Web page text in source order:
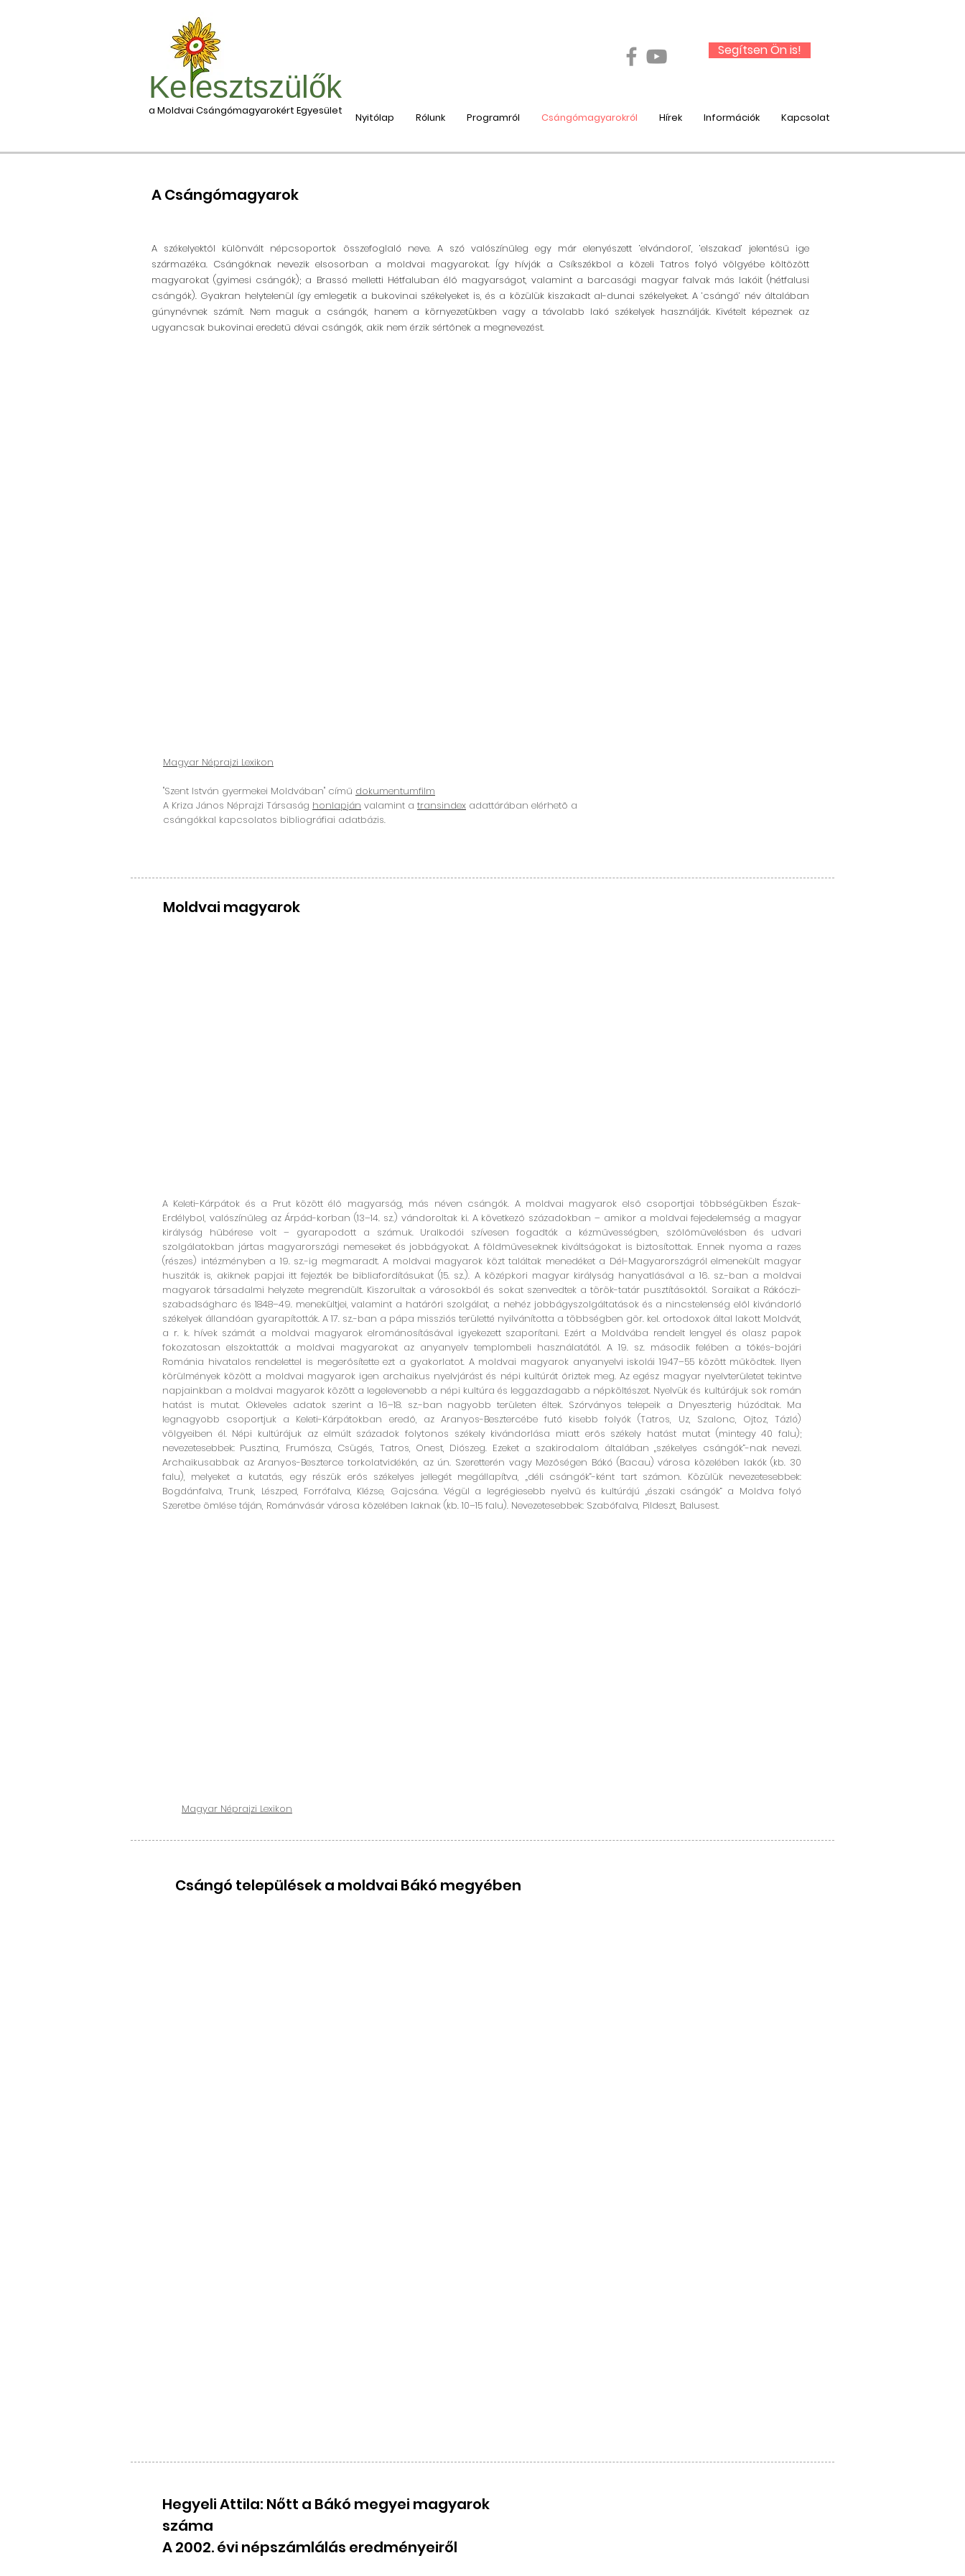
Segítsen Ön is!
Nyitólap Rólunk Programról Csángómagyarokról Hírek Információk Kapcsolat
Ke esztszülők
a Moldvai Csángómagyarokért Egyesület
A Csángómagyarok
A székelyektől különvált népcsoportok összefoglaló neve. A szó valószínűleg egy már elenyészett ’elvándorol’, ’elszakad’ jelentésű ige
származéka. Csángóknak nevezik elsosorban a moldvai magyarokat. Így hívják a Csíkszékbol a közeli Tatros folyó völgyébe költözött
magyarokat (gyimesi csángók); a Brassó melletti Hétfaluban élő magyarságot, valamint a barcasági magyar falvak más lakóit (hétfalusi
csángók). Gyakran helytelenül így emlegetik a bukovinai székelyeket is, és a közülük kiszakadt al-dunai székelyeket. A ’csángó’ név általában
gúnynévnek számít. Nem maguk a csángók, hanem a környezetükben vagy a távolabb lakó székelyek használják. Kivételt képeznek az
ugyancsak bukovinai eredetű dévai csángók, akik nem érzik sértőnek a megnevezést.
Magyar Néprajzi Lexikon
"Szent István gyermekei Moldvában" című dokumentumfilm
A Kriza János Néprajzi Társaság honlapján valamint a transindex adattárában elérhetõ a
csángókkal kapcsolatos bibliográfiai adatbázis.
Moldvai magyarok
A Keleti-Kárpátok és a Prut között élő magyarság, más néven csángók. A moldvai magyarok első csoportjai többségükben Észak-
Erdélybol, valószínűleg az Árpád-korban (13–14. sz.) vándoroltak ki. A következő századokban – amikor a moldvai fejedelemség a magyar
királyság hűbérese volt – gyarapodott a számuk. Uralkodói szívesen fogadták a kézművességben, szőlőművelésben és udvari
szolgálatokban jártas magyarországi nemeseket és jobbágyokat. A földműveseknek kiváltságokat is biztosítottak. Ennek nyoma a razes
(részes) intézményben a 19. sz.-ig megmaradt. A moldvai magyarok közt találtak menedéket a Dél-Magyarországról elmenekült magyar
husziták is, akiknek papjai itt fejezték be bibliafordításukat (15. sz.). A középkori magyar királyság hanyatlásával a 16. sz.-ban a moldvai
magyarok társadalmi helyzete megrendült. Kiszorultak a városokból és sokat szenvedtek a török-tatár pusztításoktól. Soraikat a Rákóczi-
szabadságharc és 1848–49. menekültjei, valamint a határőri szolgálat, a nehéz jobbágyszolgáltatások és a nincstelenség elől kivándorló
székelyek állandóan gyarapították. A 17. sz.-ban a pápa missziós területté nyilvánította a többségben gör. kel. ortodoxok által lakott Moldvát,
a r. k. hívek számát a moldvai magyarok elrománosításával igyekezett szaporítani. Ezért a Moldvába rendelt lengyel és olasz papok
fokozatosan elszoktatták a moldvai magyarokat az anyanyelv templombeli használatától. A 19. sz. második felében a tőkés-bojári
Románia hivatalos rendelettel is megerősítette ezt a gyakorlatot. A moldvai magyarok anyanyelvi iskolái 1947–55 között működtek. Ilyen
körülmények között a moldvai magyarok igen archaikus nyelvjárást és népi kultúrát őriztek meg. Az egész magyar nyelvterületet tekintve
napjainkban a moldvai magyarok között a legelevenebb a népi kultúra és leggazdagabb a népköltészet. Nyelvük és kultúrájuk sok román
hatást is mutat. Okleveles adatok szerint a 16–18. sz.-ban nagyobb területen éltek. Szórványos telepeik a Dnyeszterig húzódtak. Ma
legnagyobb csoportjuk a Keleti-Kárpátokban eredő, az Aranyos-Besztercébe futó kisebb folyók (Tatros, Uz, Szalonc, Ojtoz, Tázló)
völgyeiben él. Népi kultúrájuk az elmúlt századok folytonos székely kivándorlása miatt erős székely hatást mutat (mintegy 40 falu);
nevezetesebbek: Pusztina, Frumósza, Csügés, Tatros, Onest, Diószeg. Ezeket a szakirodalom általában „székelyes csángók”-nak nevezi.
Archaikusabbak az Aranyos-Beszterce torkolatvidékén, az ún. Szeretterén vagy Mezőségen Bákó (Bacau) városa közelében lakók (kb. 30
falu), melyeket a kutatás, egy részük erős székelyes jellegét megállapítva, „déli csángók”-ként tart számon. Közülük nevezetesebbek:
Bogdánfalva, Trunk, Lészped, Forrófalva, Klézse, Gajcsána. Végül a legrégiesebb nyelvű és kultúrájú „északi csángók” a Moldva folyó
Szeretbe ömlése táján, Románvásár városa közelében laknak (kb. 10–15 falu). Nevezetesebbek: Szabófalva, Pildeszt, Balusest.
Magyar Néprajzi Lexikon
Csángó települések a moldvai Bákó megyében
Hegyeli Attila: Nőtt a Bákó megyei magyarok
száma
A 2002. évi népszámlálás eredményeiről